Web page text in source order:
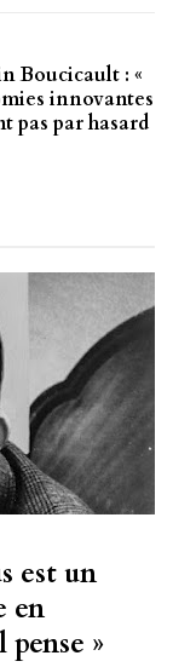
Boucicault : «
innovantes
pas par hasard
est un
en
»